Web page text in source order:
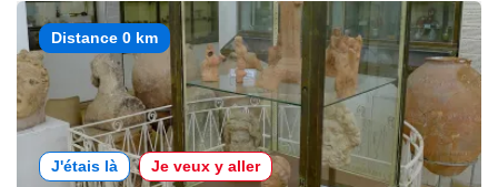
Distance 0 km
J'étais là Je veux y aller